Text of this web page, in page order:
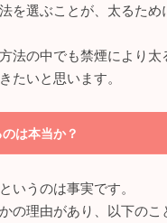
を選ぶことが、太るため
法の中でも禁煙により太
たいと思います。
は本当か？
いうのは事実です。
の理由があり、以下のこ